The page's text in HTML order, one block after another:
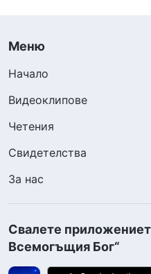
Меню
Начало
Видеоклипове
Четения
Свидетелства
За нас
Свалете
Всемогъщия Бог“